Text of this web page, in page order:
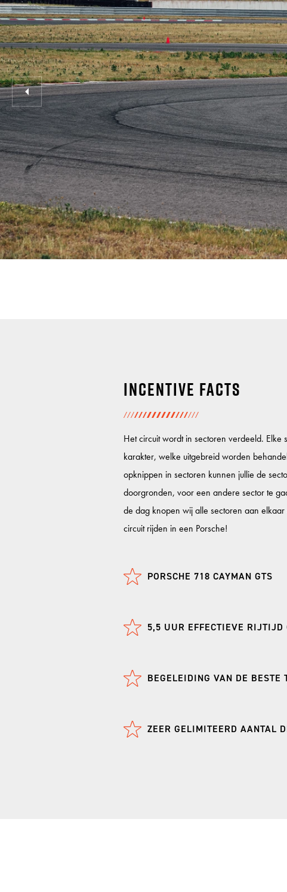
Incentive facts
Het circuit wordt in sectoren verdeeld. Elke
karakter, welke uitgebreid worden
opknippen in sectoren kunnen jullie de
doorgronden, voor een andere sector te
de dag knopen wij alle sectoren aan
circuit rijden in een Porsche!
PORSCHE 718 CAYMAN GTS
5,5 UUR EFFECTIEVE RIJTIJD
BEGELEIDING VAN DE BESTE
ZEER GELIMITEERD AANTAL